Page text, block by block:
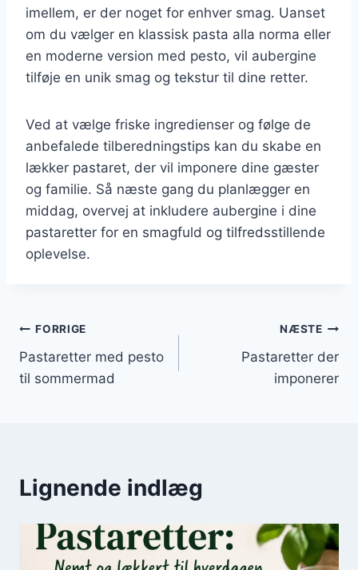
imellem, er der noget for enhver smag. Uanset
om du vælger en klassisk pasta alla norma eller
en moderne version med pesto, vil aubergine
tilføje en unik smag og tekstur til dine retter.
Ved at vælge friske ingredienser og følge de
anbefalede tilberedningstips kan du skabe en
lækker pastaret, der vil imponere dine gæster
og familie. Så næste gang du planlægger en
middag, overvej at inkludere aubergine i dine
pastaretter for en smagfuld og tilfredsstillende
oplevelse.
Indlægsnavigation
FORRIGE
Pastaretter med pesto
til sommermad
NÆSTE
Pastaretter der
imponerer
Lignende indlæg